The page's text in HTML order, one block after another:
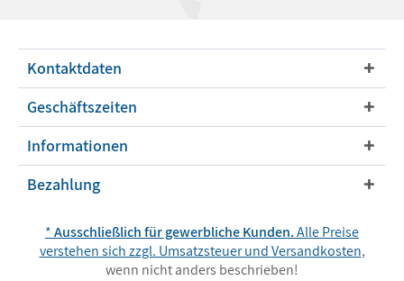
Kontaktdaten
Geschäftszeiten
Informationen
Bezahlung
*Ausschließlich für gewerbliche Kunden.Alle Preise
verstehen sich zzgl. Umsatzsteuer undVersandkosten,
wenn nicht anders beschrieben!